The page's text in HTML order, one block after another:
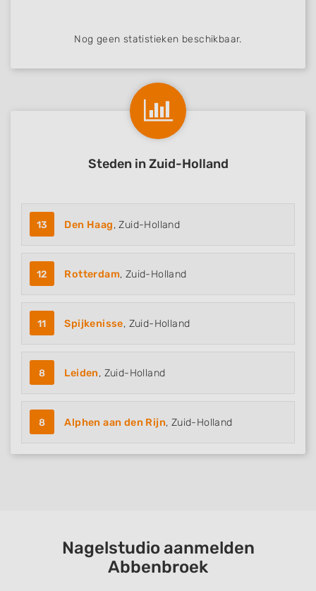
Nog geen statistieken beschikbaar.
Steden in Zuid-Holland
13 Den Haag, Zuid-Holland
12 Rotterdam, Zuid-Holland
11 Spijkenisse, Zuid-Holland
8 Leiden, Zuid-Holland
8 Alphen aan den Rijn, Zuid-Holland
Nagelstudio aanmelden
Abbenbroek